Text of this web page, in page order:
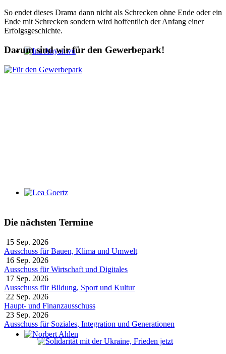
Norbert Ahlen
So endet dieses Drama dann nicht als Schrecken ohne Ende oder ein
Ende mit Schrecken sondern wird hoffentlich der Anfang einer
Erfolgsgeschichte.
Darum sind wir für den Gewerbepark!
Die nächsten Termine
15 Sep. 2026
Ausschuss für Bauen, Klima und Umwelt
16 Sep. 2026
Ausschuss für Wirtschaft und Digitales
17 Sep. 2026
Ausschuss für Bildung, Sport und Kultur
22 Sep. 2026
Haupt- und Finanzausschuss
23 Sep. 2026
Ausschuss für Soziales, Integration und Generationen